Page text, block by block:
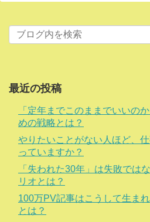
最近の投稿
「定年までこのままでいいの
めの戦略とは？
やりたいことがない人ほど、
っていますか？
「失われた30年」は失敗では
リオとは？
100万PV記事はこうして生ま
とは？